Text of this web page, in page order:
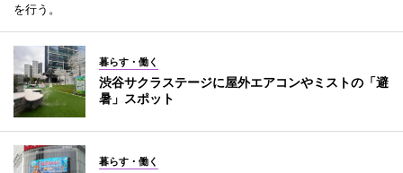
を行う。
暮らす・働く
渋谷サクラステージに屋外エアコンやミストの「避
暑」スポット
暮らす・働く